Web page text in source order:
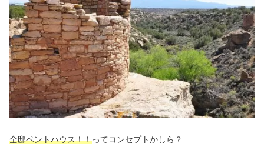
全邸ペントハウス！！ってコンセプトかしら？